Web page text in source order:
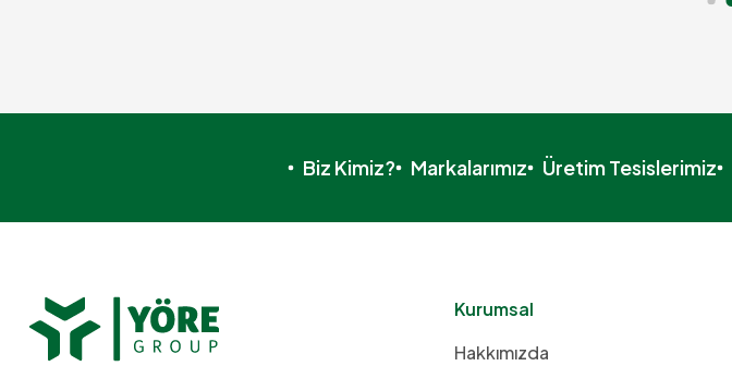
Biz Kimiz? Markalarımız Üretim Tesislerimiz
Kurumsal
Hakkımızda